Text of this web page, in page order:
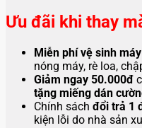
Ưu đãi khi thay
Miễn phí vệ sinh máy
nóng máy, rè loa,
Giảm ngay 50.000đ
tặng miếng dán
Chính sách đổi trả 1
kiện lỗi do nhà sản